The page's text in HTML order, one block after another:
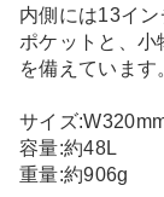
内側には13イ
ポケットと、小
を備えています
サイズ
容量:約48L
重量:約906g